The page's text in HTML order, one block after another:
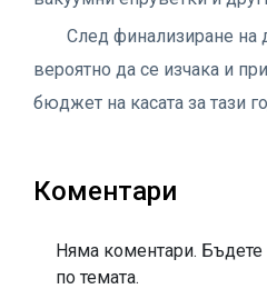
След финализиране на
вероятно да се изчака и
бюджет на касата за тази
Коментари
Няма коментари.
по темата.